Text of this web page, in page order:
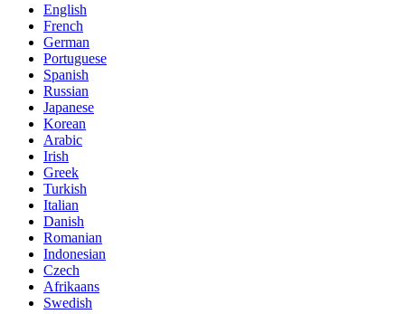
English
French
German
Portuguese
Spanish
Russian
Japanese
Korean
Arabic
Irish
Greek
Turkish
Italian
Danish
Romanian
Indonesian
Czech
Afrikaans
Swedish